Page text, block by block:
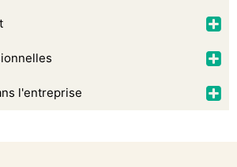
l'entreprise